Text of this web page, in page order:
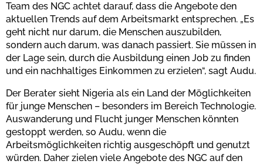
Team des NGC achtet darauf, dass die Angebote den
aktuellen Trends auf dem Arbeitsmarkt entsprechen. „Es
geht nicht nur darum, die Menschen auszubilden,
sondern auch darum, was danach passiert. Sie müssen in
der Lage sein, durch die Ausbildung einen Job zu finden
und ein nachhaltiges Einkommen zu erzielen“, sagt Audu.
Der Berater sieht Nigeria als ein Land der Möglichkeiten
für junge Menschen – besonders im Bereich Technologie.
Auswanderung und Flucht junger Menschen könnten
gestoppt werden, so Audu, wenn die
Arbeitsmöglichkeiten richtig ausgeschöpft und genutzt
würden. Daher zielen viele Angebote des NGC auf den